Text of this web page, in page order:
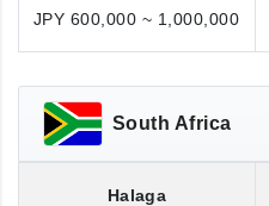
JPY 600,000 ~ 1,000,000
South Africa
Halaga